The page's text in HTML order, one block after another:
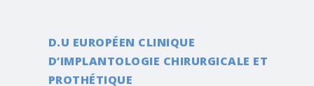
D.U EUROPÉEN CLINIQUE
D’IMPLANTOLOGIE CHIRURGICALE ET
PROTHÉTIQUE